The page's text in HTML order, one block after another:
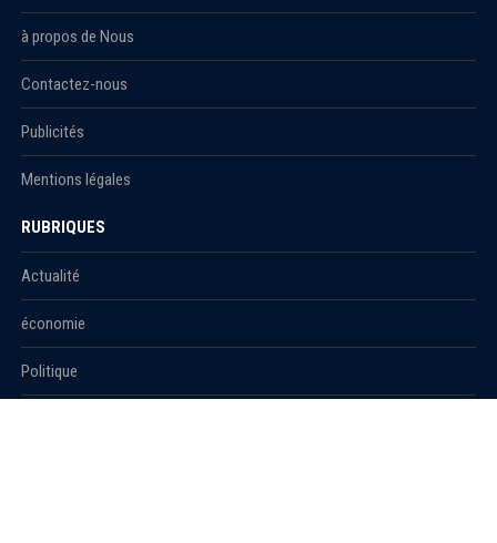
à propos de Nous
Contactez-nous
Publicités
Mentions légales
RUBRIQUES
Actualité
économie
Politique